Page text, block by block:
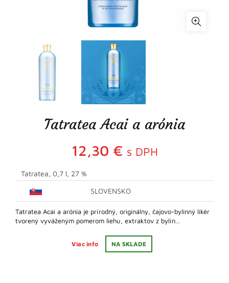
Tatratea Acai a arónia
12,30 € s DPH
Tatratea, 0,7 l, 27 %
SLOVENSKO
Tatratea Acai a arónia je prírodný, originálny, čajovo-bylinný likér
tvorený vyváženým pomerom liehu, extraktov z bylín…
Viac info NA SKLADE